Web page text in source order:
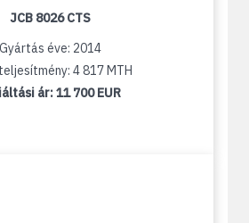
JCB 8026 CTS
Gyártás éve: 2014
4 817 MTH
ár:11 700 EUR